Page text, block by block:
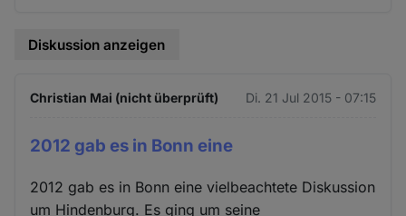
Diskussion anzeigen
Christian Mai (nicht überprüft) Di. 21 Jul 2015 - 07:15
2012 gab es in Bonn eine
2012 gab es in Bonn eine vielbeachtete Diskussion
um Hindenburg. Es ging um seine